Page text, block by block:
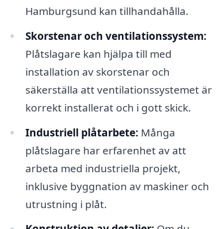
Hamburgsund kan tillhandahålla.
Skorstenar och ventilationssystem:
Plåtslagare kan hjälpa till med
installation av skorstenar och
säkerställa att ventilationssystemet är
korrekt installerat och i gott skick.
Industriell plåtarbete: Många
plåtslagare har erfarenhet av att
arbeta med industriella projekt,
inklusive byggnation av maskiner och
utrustning i plåt.